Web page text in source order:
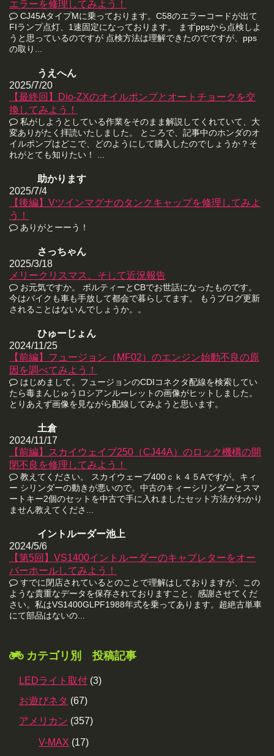
エラーを修理してみよう！
CJ45AタイプMに乗っております。C58のエラーコードが出て
FIランプ点灯、1速固定になっております。 まずppsから点検しよ
うと思っているのですが 点検方法は理解できたのでですが、pps
の取り...
うえへん
2025/7/20
【最終回】Dio-ZXのオイルポンプとオートチョークを交
換してみよう！
私がしようとしている作業をそのまま解説してくれていて、大
変ありがたく拝読いたしました。 ところで、記事中のホンダのオ
イルポンプはどこで、どのようにして購入したのでしょうか？そ
れがとても知りたい！ ...
助かります
2025/7/4
【後編】Vツインマグナのタンクキャップを修理してみよ
う！
ありがとーーう！
さっちゃん
2025/3/18
メリークリスマス。そして近況報告
お元気ですか。 ボルティーとCBでお世話になったものです。
今はバイクも車も手放して都会で暮らしてます。 もうブログ更新
されることはないんでしょうか。。
ひゅーじょん
2024/11/25
【前編】フュージョン（MF02）のエンジン始動不良の原
因を調べてみよう！
はじめまして。フュージョンのCDIコネクタ配線を検索してい
たら毒まんじゅうロシアンルーレットの画像がヒットしました。
とりあえず画像を見ながら配線してみようと思います。
土倉
2024/11/17
【前編】スカイウェイブ250（CJ44A）のロック機構の開
閉不良を修理してみよう！
教えてください。 スカイウェーブ400ｃｋ４５Aですが。キィ
ー シリンダーの動きが悪いので。中古のキィーシリンダーとスマ
ートキー2個のセットを中古で手に入れましたセット方法がわかり
ません教えてくださ...
イントルーダー池上
2024/5/6
【第5回】VS1400イントルーダーのキャブレターをオー
バーホールしてみよう！
すでに閉店されているとのことで理解はしておりますが、この
ような貴重なデータを保存されておりますこと、感謝させてくだ
さい。私はVS1400GLPF1988年式を乗ってあります。超絶古単車
にて部品はないの...
カテゴリ別 投稿記事
LEDライト取付 (3)
お遊びネタ (67)
アメリカン (357)
V-MAX (17)